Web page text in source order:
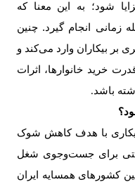
شود؛ به این معنا که
زمانی انجام گیرد. چنین
بر بیکاران وارد می‌کند و
خرید خانوارها، اثرات
باشد.
بیکاری با هدف کاهش شوک
برای جست‌وجوی شغل
کشورهای همسایه ایران